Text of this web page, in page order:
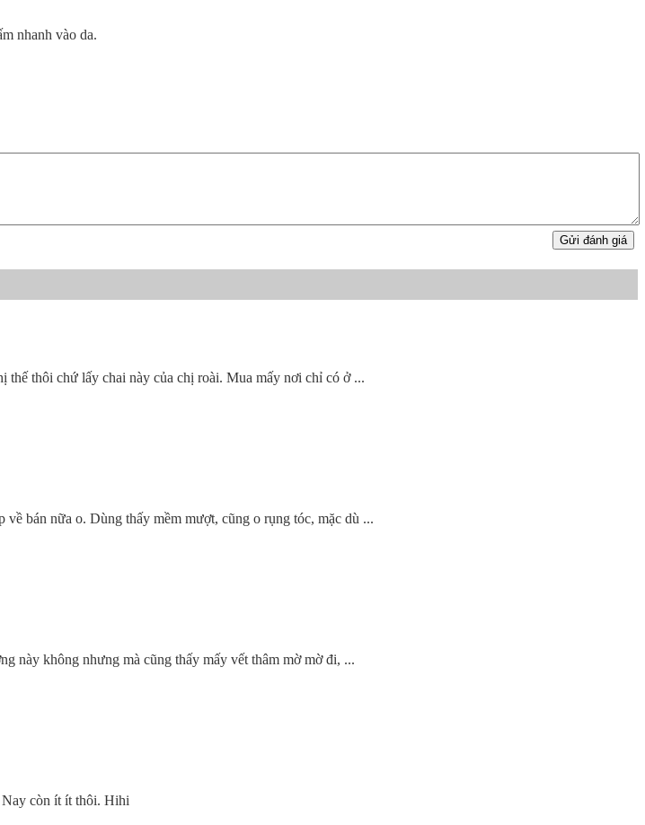
nhanh vào da.
Gửi đánh giá
thôi chứ lấy chai này của chị roài. Mua mấy nơi chỉ có ở ...
bán nữa o. Dùng thấy mềm mượt, cũng o rụng tóc, mặc dù ...
này không nhưng mà cũng thấy mấy vết thâm mờ mờ đi, ...
Nay còn ít ít thôi. Hihi